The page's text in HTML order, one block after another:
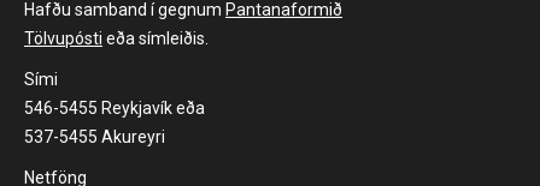
Hafðu samband í gegnum Pantanaformið
Tölvupósti eða símleiðis.
Sími
546-5455 Reykjavík eða
537-5455 Akureyri
Netföng